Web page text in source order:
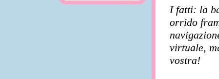
I fatti: la
orrido
virtuale,
vostra!